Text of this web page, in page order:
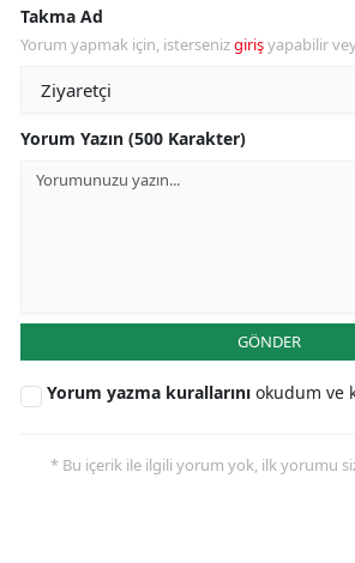
Takma Ad
Yorum yapmak için, istersenizgirişyapabilir
Yorum Yazın (500 Karakter)
GÖNDER
Yorum yazma kurallarını okudum ve
* Bu içerik ile ilgili yorum yok, ilk yorumu